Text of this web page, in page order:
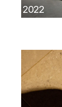
2022